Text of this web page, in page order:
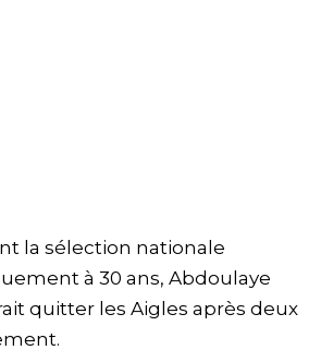
la sélection nationale
à 30 ans, Abdoulaye
quitter les Aigles après deux